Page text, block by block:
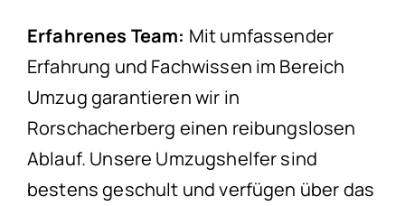
Erfahrenes Team: Mit umfassender
Erfahrung und Fachwissen im Bereich
Umzug garantieren wir in
Rorschacherberg einen reibungslosen
Ablauf. Unsere Umzugshelfer sind
bestens geschult und verfügen über das